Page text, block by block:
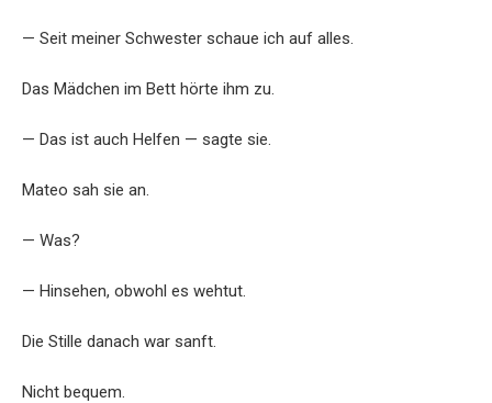
— Seit meiner Schwester schaue ich auf alles.
Das Mädchen im Bett hörte ihm zu.
— Das ist auch Helfen — sagte sie.
Mateo sah sie an.
— Was?
— Hinsehen, obwohl es wehtut.
Die Stille danach war sanft.
Nicht bequem.